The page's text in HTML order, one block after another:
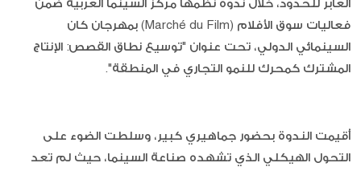
العابر للحدود، خلال ندوة نظمها مركز السينما العربية ضمن
فعاليات سوق الأفلام (Marché du Film) بمهرجان كان
السينمائي الدولي، تحت عنوان "توسيع نطاق القصص: الإنتاج
المشترك كمحرك للنمو التجاري في المنطقة".
أُقيمت الندوة بحضور جماهيري كبير، وسلطت الضوء على
التحول الهيكلي الذي تشهده صناعة السينما، حيث لم تعد